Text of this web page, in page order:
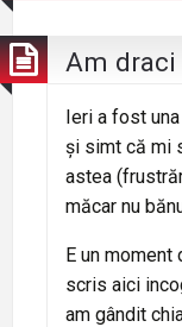
Am draci
Ieri a fost
și simt că mi
astea
măcar nu
E un
scris aici
am gândit